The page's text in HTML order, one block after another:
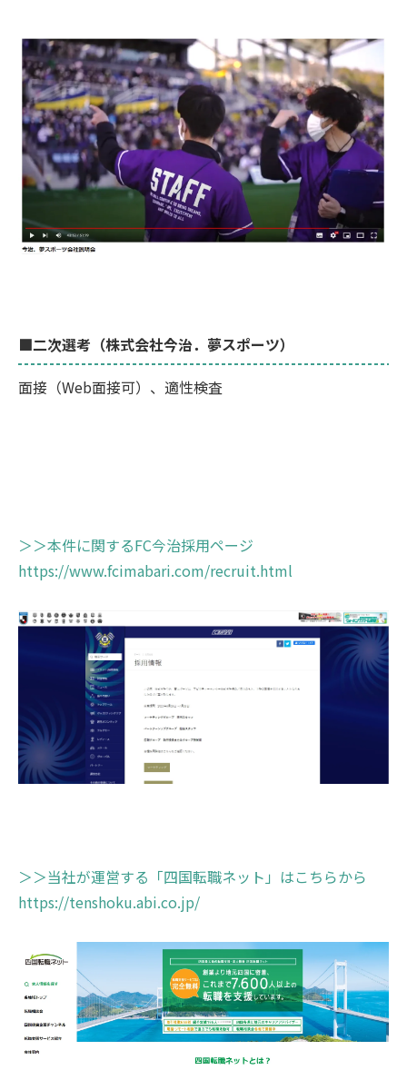
■二次選考（株式会社今治．夢スポーツ）
面接（Web面接可）、適性検査
＞＞本件に関するFC今治採用ページ
https://www.fcimabari.com/recruit.html
＞＞当社が運営する「四国転職ネット」はこちらから
https://tenshoku.abi.co.jp/